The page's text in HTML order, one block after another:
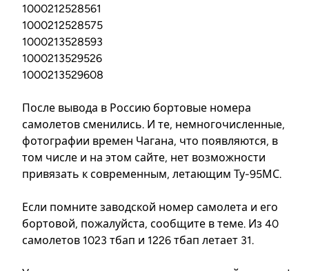
1000212528561
1000212528575
1000213528593
1000213529526
1000213529608
После вывода в Россию бортовые номера
самолетов сменились. И те, немногочисленные,
фотографии времен Чагана, что появляются, в
том числе и на этом сайте, нет возможности
привязать к современным, летающим Ту-95МС.
Если помните заводской номер самолета и его
бортовой, пожалуйста, сообщите в теме. Из 40
самолетов 1023 тбап и 1226 тбап летает 31.